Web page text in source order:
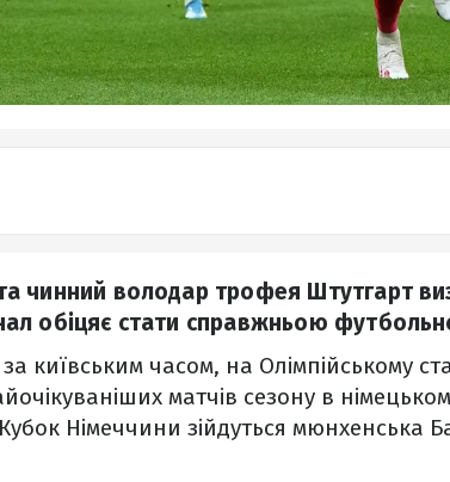
чинний володар трофея Штутгарт
обіцяє стати справжньою
київським часом, на Олімпійському
матчів сезону в
Німеччини зійдуться мюнхенська